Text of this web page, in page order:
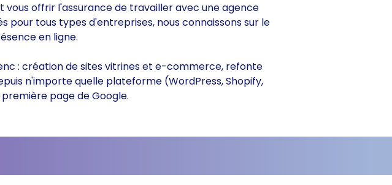
offrir l'assurance de travailler avec une agence
pour tous types d'entreprises, nous connaissons sur le
en ligne.
: création de sites vitrines et e-commerce, refonte
n'importe quelle plateforme (WordPress, Shopify,
page de Google.